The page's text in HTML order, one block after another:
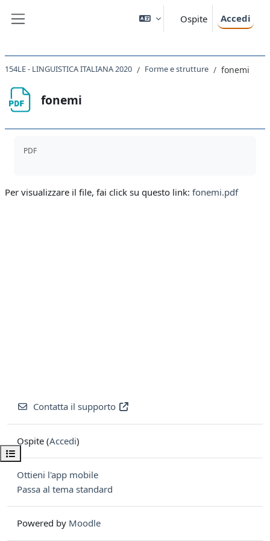
Ospite Accedi
Apri indice del corso
154LE - LINGUISTICA ITALIANA 2020 Forme e strutture fonemi
fonemi
PDF
Per visualizzare il file, fai click su questo link: fonemi.pdf
Contatta il supporto
Ospite (Accedi)
Ottieni l'app mobile
Passa al tema standard
Powered by Moodle